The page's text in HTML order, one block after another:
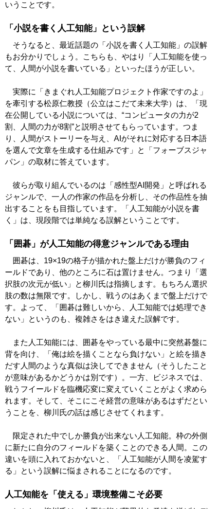
いうことです。
「小説を書く人工知能」という誤解
そうなると、最近話題の「小説を書く人工知能」の誤解
もお分かりでしょう。こちらも、やはり「人工知能を使っ
て、人間が小説を書いている」といったほうが正しい。
実際に「きまぐれ人工知能プロジェクト作家ですのよ」
を牽引する松原仁教授（公立はこだて未来大学）は、「現
在公開している小説については、“コンピュータの力が2
割、人間の力が8割”と説明させてもらっています。つま
り、人間がストーリーを与え、AIがそれに対応する日本語
を選んで文章を生成する仕組みです」と「フォーブスジャ
パン」の取材に答えています。
彼らが取り組んでいるのは「感性型AI開発」と呼ばれる
ジャンルで、一人の作家の作品を分析し、その作品性を抽
出することをも目指しています。「人工知能が小説を書
く」は、現段階では単純なる誤解ということです。
「囲碁」が人工知能の得意ジャンルである理由
囲碁は、19×19の格子が描かれた盤上だけが勝負のフィ
ールドであり、他のところに石は置けません。つまり「選
択肢の次元が低い」と柳川氏は指摘します。もちろん選択
肢の数は無限です。しかし、戦うのはあくまで盤上だけで
す。よって、「囲碁は難しいから、人工知能では処理でき
ない」というのも、複雑さをはき違えた誤解です。
また人工知能には、囲碁をやっている最中に突然碁盤に
背を向け、「俺は絵を描くことなら負けない」と絵を描き
だす人間のような真似は決してできません（そうしたこと
が意味があるかどうかは別です）。一方、ビジネスでは、
戦うフイールドを臨機応変に変えていくことがよく求めら
れます。そして、そこにこそ経営の意味があるはずだとい
うことを、柳川氏の話は感じさせてくれます。
限定された中でしか勝負が出来ない人工知能。枠の外側
に新たに自分のフィールドを築くことのできる人間。この
違いを頭に入れておかないと、「人工知能が人間を凌駕す
る」という誤解に悩まされることになるのです。
人工知能を「使える」環境整備こそ必要